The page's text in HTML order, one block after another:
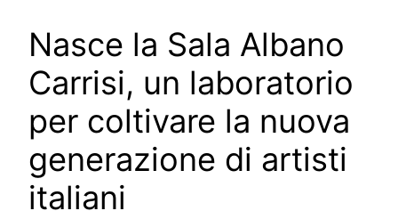
Nasce la Sala Albano
Carrisi, un laboratorio
per coltivare la nuova
generazione di artisti
italiani